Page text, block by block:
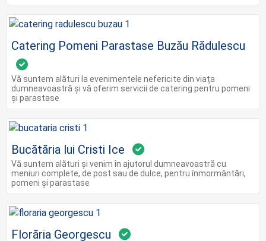
Catering Pomeni Parastase Buzău Rădulescu
Vă suntem alături la evenimentele nefericite din viața
dumneavoastră și vă oferim servicii de catering pentru pomeni
și parastase
Bucătăria lui Cristi Ice
Vă suntem alături și venim în ajutorul dumneavoastră cu
meniuri complete, de post sau de dulce, pentru înmormântări,
pomeni și parastase
Florăria Georgescu